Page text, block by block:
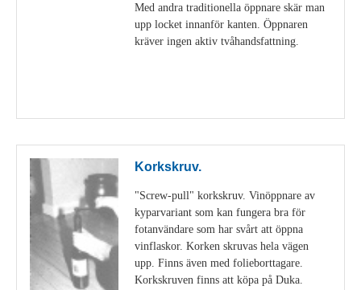
Med andra traditionella öppnare skär man
upp locket innanför kanten. Öppnaren
kräver ingen aktiv tvåhandsfattning.
Korkskruv.
"Screw-pull" korkskruv. Vinöppnare av
kyparvariant som kan fungera bra för
fotanvändare som har svårt att öppna
vinflaskor. Korken skruvas hela vägen
upp. Finns även med folieborttagare.
Korkskruven finns att köpa på Duka.